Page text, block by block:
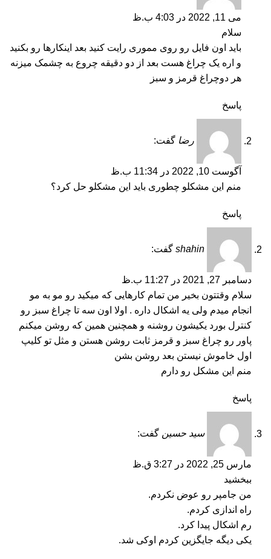
می 11, 2022 در 4:03 ب.ظ
سلام
باید اون فایل رو روی مموری رایت کنید بعد اینکارها رو بکنید
و اره یک چراغ هست بعد از دو دقیقه چروع به چشمک میزنه
هر دوچراغ قرمز و سبز
پاسخ
رضا گفت:
آگوست 10, 2022 در 11:34 ب.ظ
منم این مشکلو چطوری باید این مشکلو حل کرد؟
پاسخ
shahin گفت:
دسامبر 27, 2021 در 11:27 ب.ظ
سلام وقتتون بخیر من تمام کارهایی که میکید رو مو به مو
انجام میدم ولی یه اشکال داره . اولا اون سه تا چراغ سبز رو
کنترل بورد یکیشون روشنه و همچنین همین که روشن میکنم
پاور رو چراغ سبز و قرمز ثابت روشن هستن و مثل تو کلیپ
اول خاموش نیستن بعد روشن بشن
منم این مشکل رو دارم
پاسخ
سید حسین گفت:
مارس 25, 2022 در 3:27 ق.ظ
ببخشید
من جامپر رو عوض نکردم.
راه اندازی کردم.
رم اشکال پیدا کرد.
یکی دیگه جایگزین کردم اوکی شد.